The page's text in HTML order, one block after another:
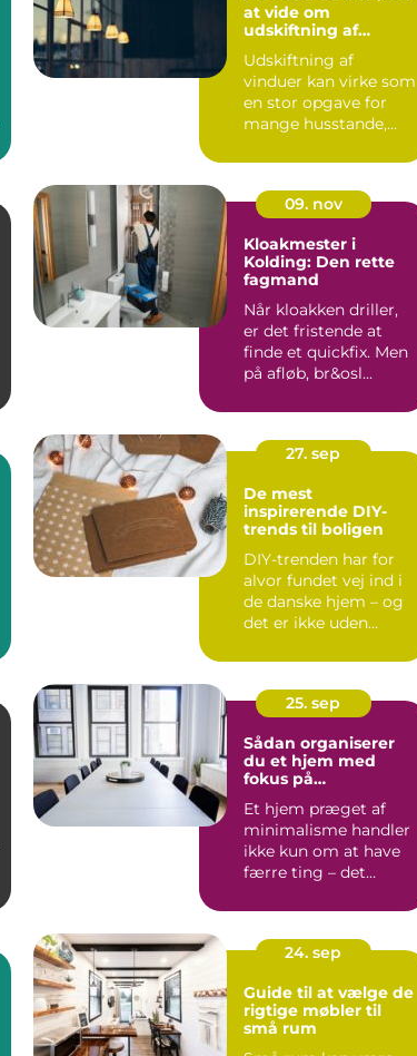
at vide om
udskiftning af
Udskiftning af
vinduer kan virke som
en stor opgave for
mange husstande,
investering, ...
09. nov
Kloakmester i
Kolding: Den rette
fagmand
Når kloakken driller,
er det fristende at
finde et quickfix. Men
på afløb, br&osl...
27. sep
De mest
inspirerende DIY-
trends til boligen
DIY-trenden har for
alvor fundet vej ind i
de danske hjem – og
det er ikke uden
25. sep
Sådan organiserer
du et hjem med
fokus på
Et hjem præget af
minimalisme handler
ikke kun om at have
færre ting – det
24. sep
Guide til at vælge de
rigtige møbler til
små rum